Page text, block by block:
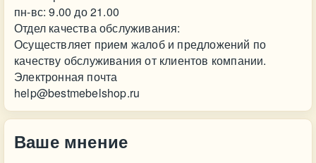
пн-вс: 9.00 до 21.00
Отдел качества обслуживания:
Осуществляет прием жалоб и предложений по
качеству обслуживания от клиентов компании.
Электронная почта
help@bestmebelshop.ru
Ваше мнение